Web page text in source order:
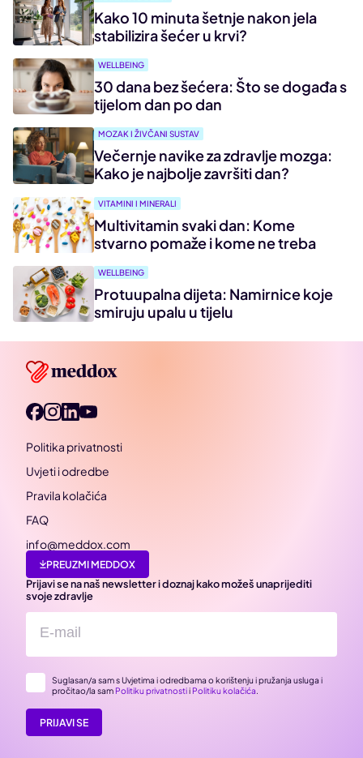
Kako 10 minuta šetnje nakon jela
stabilizira šećer u krvi?
WELLBEING
30 dana bez šećera: Što se događa s
tijelom dan po dan
MOZAK I ŽIVČANI SUSTAV
Večernje navike za zdravlje mozga:
Kako je najbolje završiti dan?
VITAMINI I MINERALI
Multivitamin svaki dan: Kome
stvarno pomaže i kome ne treba
WELLBEING
Protuupalna dijeta: Namirnice koje
smiruju upalu u tijelu
Politika privatnosti
Uvjeti i odredbe
Pravila kolačića
FAQ
info@meddox.com
PREUZMI MEDDOX
Prijavi se na naš newsletter i doznaj kako možeš unaprijediti
svoje zdravlje
Suglasan/a sam s Uvjetima i odredbama o korištenju i pružanja usluga i
pročitao/la sam Politiku privatnostii Politiku kolačića.
PRIJAVI SE